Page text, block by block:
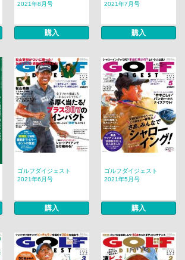
2021年8月号
購入
2021年7月号
購入
ゴルフダイジェスト
2021年6月号
購入
ゴルフダイジェスト
2021年5月号
購入